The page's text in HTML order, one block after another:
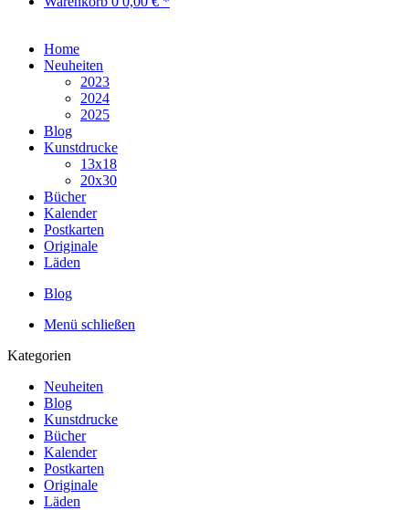
Home
Neuheiten
2023
2024
2025
Blog
Kunstdrucke
13x18
20x30
Bücher
Kalender
Postkarten
Originale
Läden
Blog
Menü schließen
Kategorien
Neuheiten
Blog
Kunstdrucke
Bücher
Kalender
Postkarten
Originale
Läden